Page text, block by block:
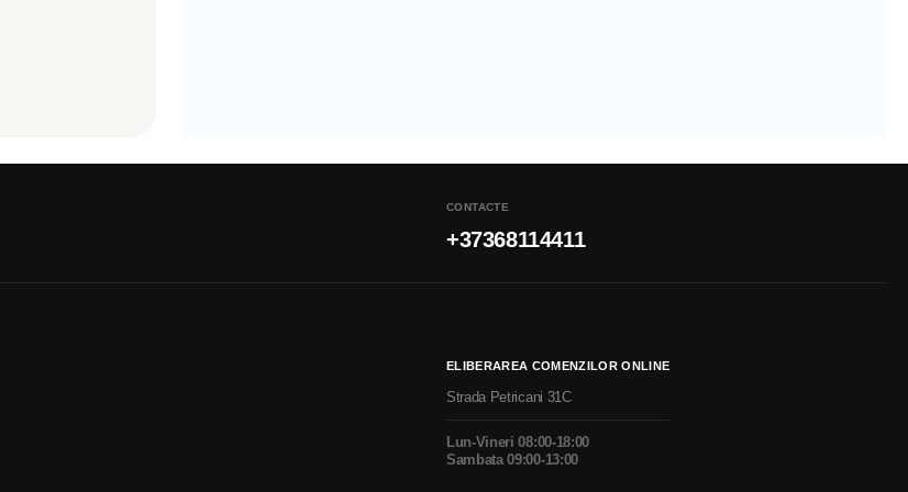
CONTACTE
+37368114411
ELIBERAREA COMENZILOR ONLINE
Strada Petricani 31C
Lun-Vineri 08:00-18:00
Sambata 09:00-13:00